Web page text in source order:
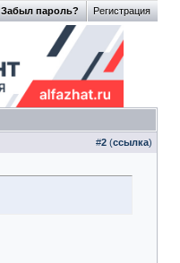
Регистрация
Забыл пароль?
#2 (ссылка)